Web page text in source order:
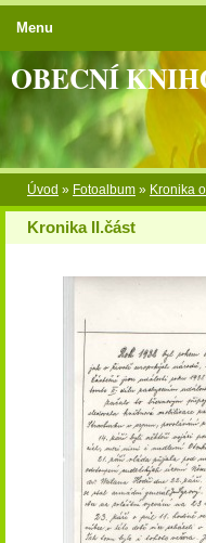
OBECNÍ
Úvod » Fotoalbum » Kronika
Kronika II.část
Menu